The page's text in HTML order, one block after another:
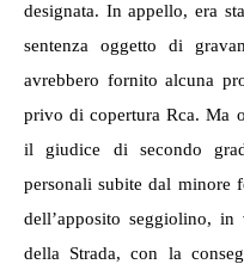
designata. In appello, era
sentenza oggetto di
avrebbero fornito alcuna
privo di copertura Rca. Ma
il giudice di secondo
personali subite dal minore
dell’apposito seggiolino,
della Strada, con la